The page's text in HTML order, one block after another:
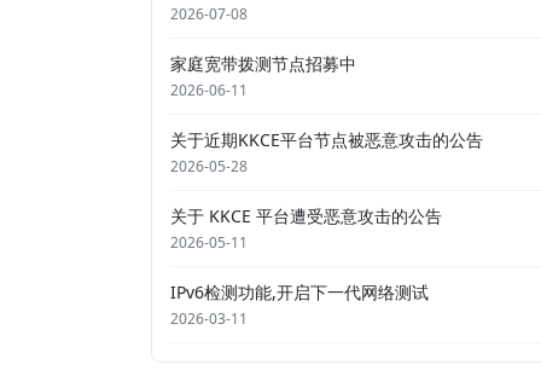
2026-07-08
家庭宽带拨测节点招募中
2026-06-11
关于近期KKCE平台节点被恶意攻击的公告
2026-05-28
关于 KKCE 平台遭受恶意攻击的公告
2026-05-11
IPv6检测功能,开启下一代网络测试
2026-03-11